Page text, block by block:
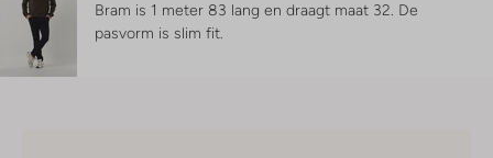
Bram is 1 meter 83 lang en draagt maat 32. De
pasvorm is slim fit